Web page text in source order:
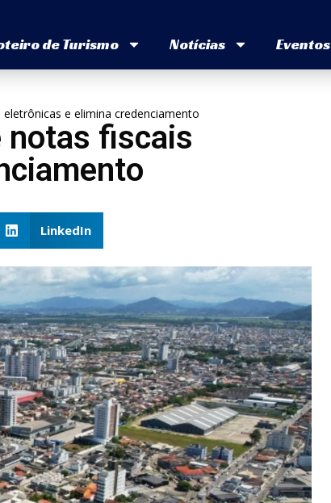
de Turismo Notícias Eventos
e elimina credenciamento
notas fiscais
LinkedIn